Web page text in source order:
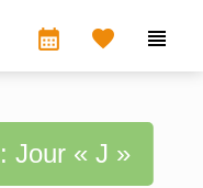
calendar_month  
Jour « J »